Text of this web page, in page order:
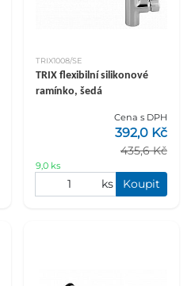
TRIX1008/SE
TRIX flexibilní silikonové
ramínko, šedá
Cena s DPH
435,6 Kč
392,0 Kč
9,0 ks
ks Koupit